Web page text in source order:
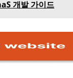
개발 가이드